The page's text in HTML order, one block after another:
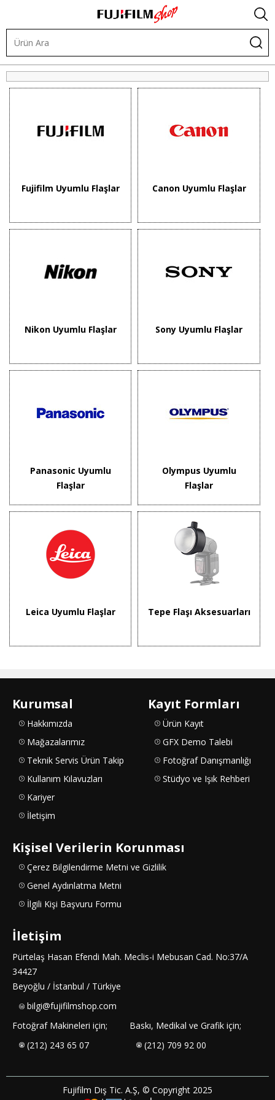
Işık ve Fon Sistemleri Tepe Flaşlar
Fujifilm Uyumlu Flaşlar Canon Uyumlu Flaşlar
Nikon Uyumlu Flaşlar Sony Uyumlu Flaşlar
Panasonic Uyumlu
Flaşlar
Olympus Uyumlu
Flaşlar
Leica Uyumlu Flaşlar Tepe Flaşı Aksesuarları
Kurumsal
Hakkımızda
Mağazalarımız
Teknik Servis Ürün Takip
Kullanım Kılavuzları
Kariyer
İletişim
Kayıt Formları
Ürün Kayıt
GFX Demo Talebi
Fotoğraf Danışmanlığı
Stüdyo ve Işık Rehberi
Kişisel Verilerin Korunması
Çerez Bilgilendirme Metni ve Gizlilik
Genel Aydınlatma Metni
İlgili Kişi Başvuru Formu
İletişim
Pürtelaş Hasan Efendi Mah. Meclis-i Mebusan Cad. No:37/A
34427
Beyoğlu / İstanbul / Türkiye
bilgi@fujifilmshop.com
Fotoğraf Makineleri için;
(212) 243 65 07
Baskı, Medikal ve Grafik için;
(212) 709 92 00
Fujifilm Dış Tic. A.Ş, © Copyright 2025